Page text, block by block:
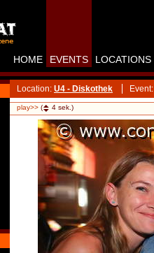
HOME EVENTS LOCATIONS
Location: U4 - Diskothek Event:
play>> ( 4 sek.)